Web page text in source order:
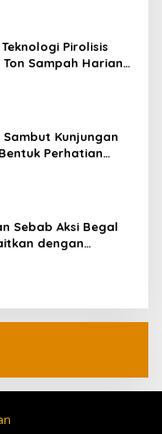
Pirolisis
Sampah Harian
Kunjungan
Perhatian
Sebab Aksi Begal
dengan